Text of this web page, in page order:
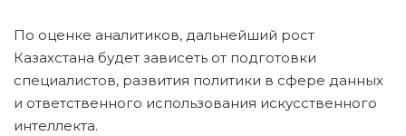
По оценке аналитиков, дальнейший рост
Казахстана будет зависеть от подготовки
специалистов, развития политики в сфере данных
и ответственного использования искусственного
интеллекта.